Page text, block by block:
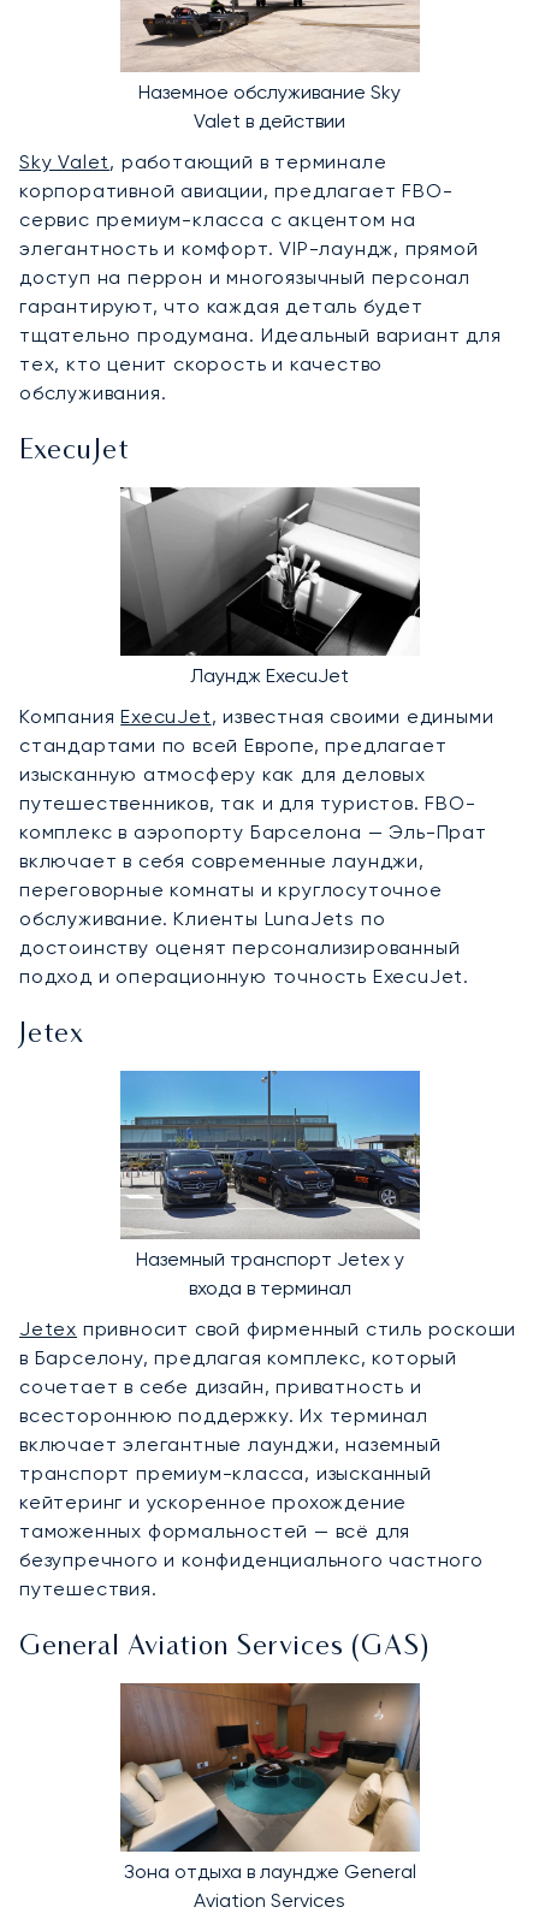
Наземное обслуживание Sky
Valet в действии
Sky Valet, работающий в терминале
корпоративной авиации, предлагает FBO-
сервис премиум-класса с акцентом на
элегантность и комфорт. VIP-лаундж, прямой
доступ на перрон и многоязычный персонал
гарантируют, что каждая деталь будет
тщательно продумана. Идеальный вариант для
тех, кто ценит скорость и качество
обслуживания.
ExecuJet
Лаундж ExecuJet
КомпанияExecuJet, известная своими едиными
стандартами по всей Европе, предлагает
изысканную атмосферу как для деловых
путешественников, так и для туристов. FBO-
комплекс в аэропорту Барселона — Эль-Прат
включает в себя современные лаунджи,
переговорные комнаты и круглосуточное
обслуживание. Клиенты LunaJets по
достоинству оценят персонализированный
подход и операционную точность ExecuJet.
Jetex
Наземный транспорт Jetex у
входа в терминал
Jetex привносит свой фирменный стиль роскоши
в Барселону, предлагая комплекс, который
сочетает в себе дизайн, приватность и
всестороннюю поддержку. Их терминал
включает элегантные лаунджи, наземный
транспорт премиум-класса, изысканный
кейтеринг и ускоренное прохождение
таможенных формальностей — всё для
безупречного и конфиденциального частного
путешествия.
General Aviation Services (GAS)
Зона отдыха в лаундже General
Aviation Services